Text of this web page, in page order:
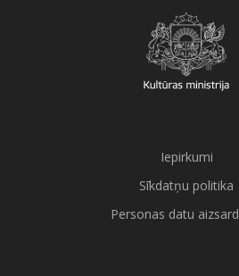
Iepirkumi
Sīkdatņu politika
Personas datu